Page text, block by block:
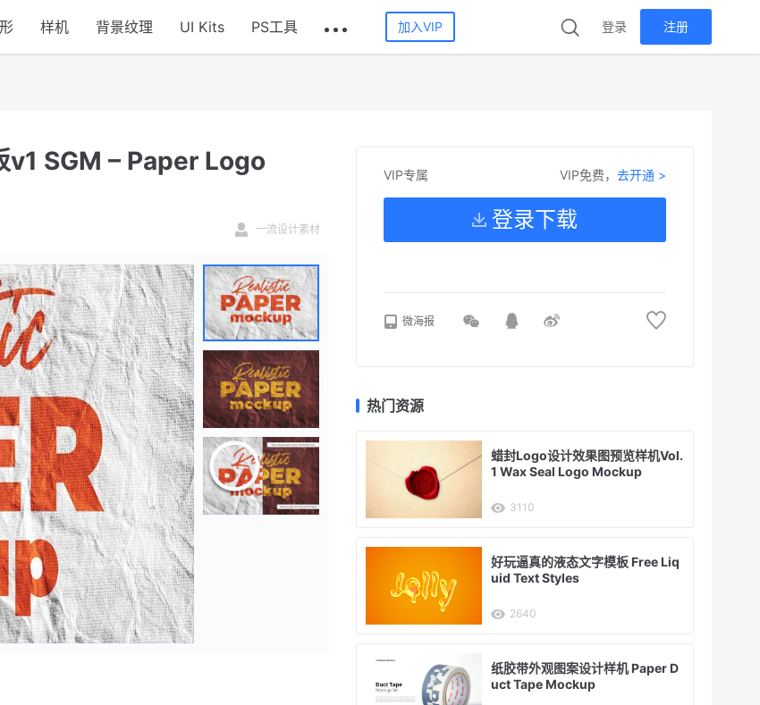
样机 背景纹理 UI Kits PS工具 加入VIP 登录 注册
v1 SGM – Paper Logo
一流设计素材
VIP专属 VIP免费，去开通 >
登录下载
微海报
热门资源
蜡封Logo设计效果图预览样机Vol.
1 Wax Seal Logo Mockup
3110
好玩逼真的液态文字模板 Free Liq
uid Text Styles
2640
纸胶带外观图案设计样机 Paper D
uct Tape Mockup